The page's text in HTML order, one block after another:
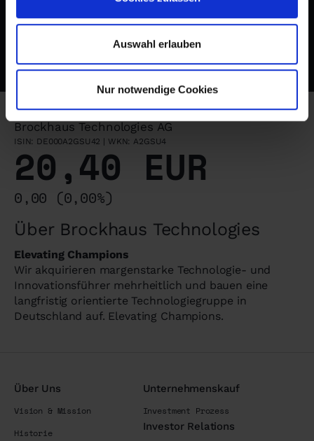
Auswahl erlauben
Nur notwendige Cookies
Brockhaus Technologies AG
ISIN: DE000A2GSU42 | WKN: A2GSU4
20,40 EUR
0,00 (0,00%)
Über Brockhaus Technologies
Elevating Champions
Wir akquirieren margenstarke Technologie- und
Innovationsführer mehrheitlich und bauen eine
langfristig orientierte Technologiegruppe in
Deutschland auf. Elevating Champions.
Über Uns
Vision & Mission
Historie
Unternehmenskauf
Investment Prozess
Investor Relations